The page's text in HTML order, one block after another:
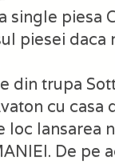
single piesa
piesei daca
din trupa
cu casa
loc lansarea
De pe